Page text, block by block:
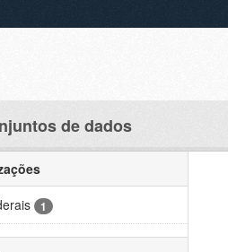
de dados
1